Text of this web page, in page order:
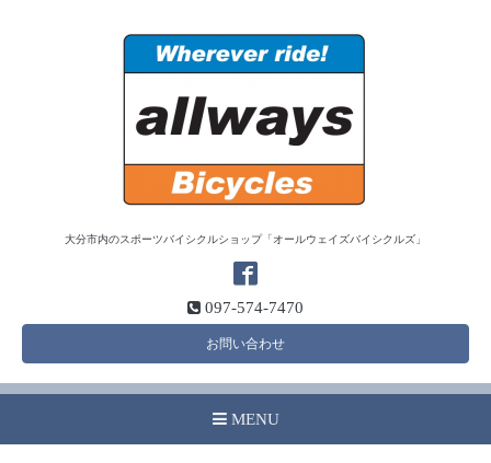
大分市内のスポーツバイシクルショップ「オールウェイズバイシクルズ」
097-574-7470
お問い合わせ
MENU